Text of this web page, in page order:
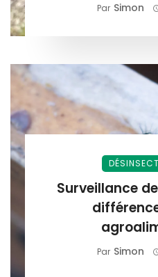
Par Simon
Surveillance
Par Simon